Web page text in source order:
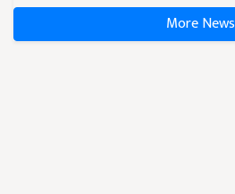
More News